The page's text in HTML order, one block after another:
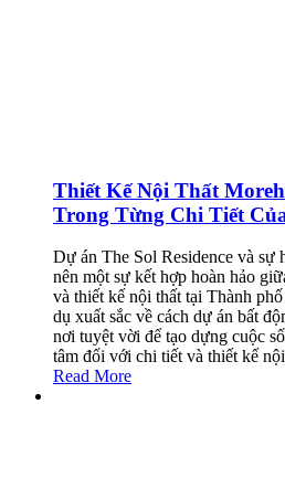
Thiết Kế Nội Thất
Trong Từng Chi Tiết
Dự án The Sol Residence và sự
nên một sự kết hợp hoàn hảo
và thiết kế nội thất tại Thành
dụ xuất sắc về cách dự án bất
nơi tuyệt vời để tạo dựng cuộc
tâm đối với chi tiết và thiết kế
Read More